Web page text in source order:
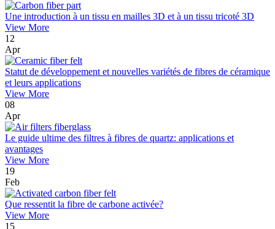
Une introduction à un tissu en mailles 3D et à un tissu tricoté 3D
View More
12
Apr
Statut de développement et nouvelles variétés de fibres de céramique
et leurs applications
View More
08
Apr
Le guide ultime des filtres à fibres de quartz: applications et
avantages
View More
19
Feb
Que ressentit la fibre de carbone activée?
View More
15